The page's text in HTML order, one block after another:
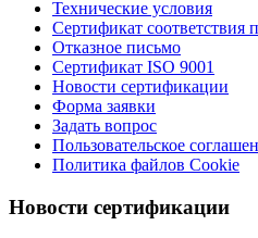
Технические условия
Сертификат соответствия
Отказное письмо
Сертификат ISO 9001
Новости сертификации
Форма заявки
Задать вопрос
Пользовательское
Политика файлов Cookie
Новости сертификации